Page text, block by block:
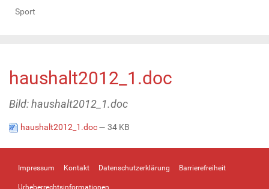
Sport
haushalt2012_1.doc
Bild: haushalt2012_1.doc
haushalt2012_1.doc— 34 KB
Impressum Kontakt Datenschutzerklärung Barrierefreiheit
Urheberrechtsinformationen